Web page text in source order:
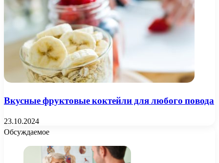
Вкусные фруктовые коктейли для любого повода
23.10.2024
Обсуждаемое